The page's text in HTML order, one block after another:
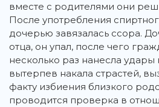
вместе с родителями они
После употребления
дочерью завязалась ссора.
отца, он упал, после чего
несколько раз нанесла удары
вытерпев накала страстей,
факту избиения близкого
проводится проверка в